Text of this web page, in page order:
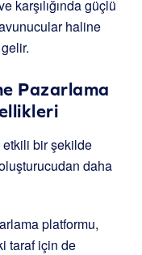
karşılığında güçlü
haline
Pazarlama
etkili bir şekilde
daha
platformu,
taraf için de